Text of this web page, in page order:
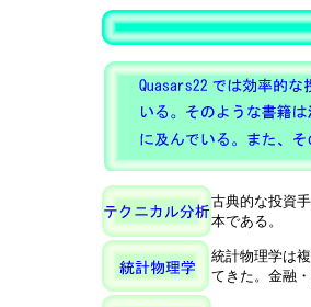
古典的な投資
本である。
統計物理学は
てきた。金融